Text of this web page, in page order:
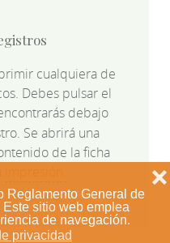
Reglamento General de
sitio web emplea
de navegación.
privacidad
❌
cualquiera de
Debes pulsar el
debajo
Se abrirá una
de la ficha